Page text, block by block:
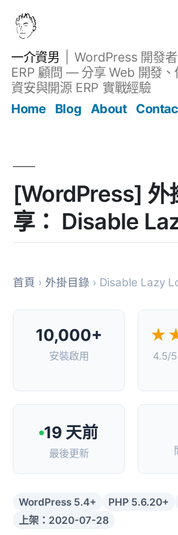
一介資男
WordPress 開發
ERP 顧問 — 分享 Web 開發、
資安與開源 ERP 實戰經驗
Home
Blog About
[WordPress] 外
享： Disable
首頁 › 外掛目錄 › Disable Lazy
10,000+
安裝啟用
4.5/
19 天前
最後更新
WordPress 5.4+ PHP 5.6.20+
上架：2020-07-28
文章 Filter